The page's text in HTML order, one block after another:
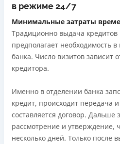
в режиме 24/7
Минимальные затраты
Традиционно выдача
предполагает необходимость
банка. Число визитов зависит
кредитора.
Именно в отделении банка
кредит, происходит передача
составляется договор. Дальше
рассмотрение и утверждение,
несколько дней. Только после